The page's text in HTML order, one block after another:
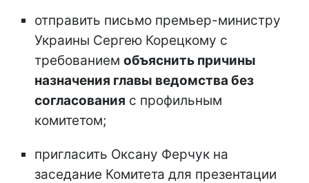
отправить письмо премьер-министру
Украины Сергею Корецкому с
требованием объяснить причины
назначения главы ведомства без
согласования с профильным
комитетом;
пригласить Оксану Ферчук на
заседание Комитета для презентации